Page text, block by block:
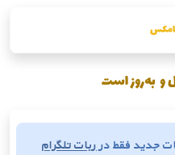
ربات تلگرام